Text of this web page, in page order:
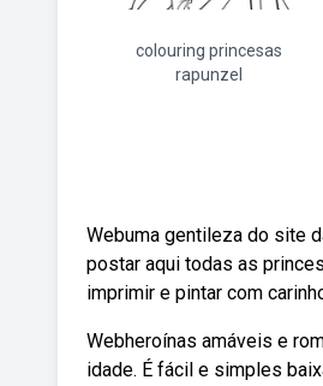
colouring princesas
rapunzel
Webuma gentileza do site
postar aqui todas as
imprimir e pintar com
Webheroínas amáveis e
idade. É fácil e simples